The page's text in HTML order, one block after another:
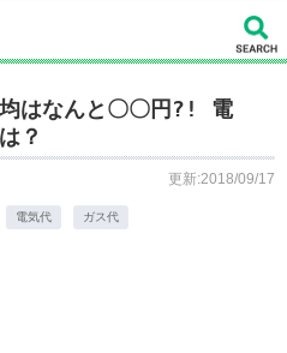
はなんと〇〇円?! 電
？
更新:2018/09/17
電気代 ガス代